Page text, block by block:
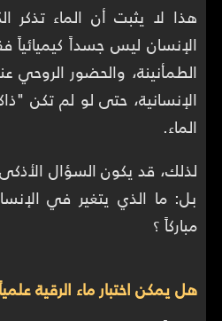
هذا لا يثبت أن الماء تذكر
الإنسان ليس جسداً كيميائياً
الطمأنينة، والحضور الروحي
الإنسانية، حتى لو لم تكن
الماء.
لذلك، قد يكون السؤال
بل: ما الذي يتغير في
مباركاً ؟
هل يمكن اختبار ماء الرقية